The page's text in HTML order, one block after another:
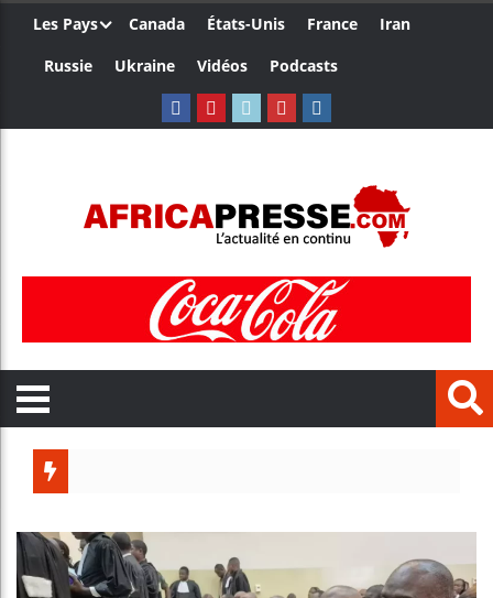
Les Pays Canada États-Unis France
Iran
Russie
Ukraine Vidéos Podcasts
Côte